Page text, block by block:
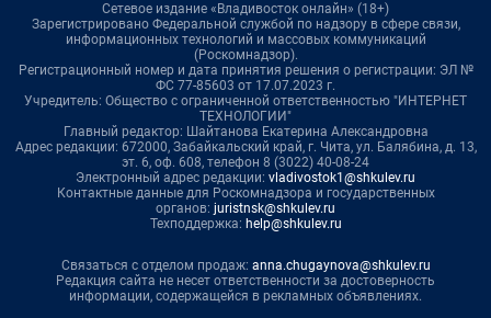
Сетевое издание «Владивосток онлайн» (18+)
Зарегистрировано Федеральной службой по надзору в сфере связи,
информационных технологий и массовых коммуникаций
(Роскомнадзор).
Регистрационный номер и дата принятия решения о регистрации: ЭЛ №
ФС 77-85603 от 17.07.2023 г.
Учредитель: Общество с ограниченной ответственностью "ИНТЕРНЕТ
ТЕХНОЛОГИИ"
Главный редактор: Шайтанова Екатерина Александровна
Адрес редакции: 672000, Забайкальский край, г. Чита, ул. Балябина, д. 13,
эт. 6, оф. 608, телефон 8 (3022) 40-08-24
Электронный адрес редакции: vladivostok1@shkulev.ru
Контактные данные для Роскомнадзора и государственных
органов: juristnsk@shkulev.ru
Техподдержка: help@shkulev.ru
Связаться с отделом продаж: anna.chugaynova@shkulev.ru
Редакция сайта не несет ответственности за достоверность
информации, содержащейся в рекламных объявлениях.